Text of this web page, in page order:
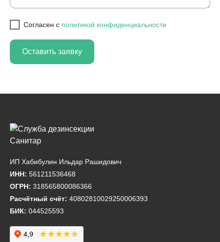
Cогласен с политикой конфиденциальности
Оставить заявку
ИП Хабибулин Ильдар Рашидович
ИНН: 561211536468
ОГРН: 318565800086366
Расчётный счёт: 40802810029250006393
БИК: 044525593